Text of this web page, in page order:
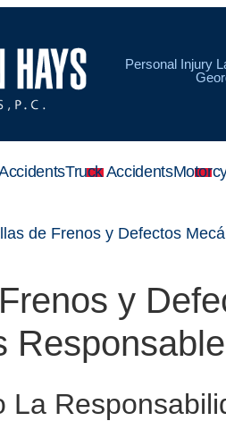
Personal Injury
Truck Accidents
de Frenos y Defectos
y
La